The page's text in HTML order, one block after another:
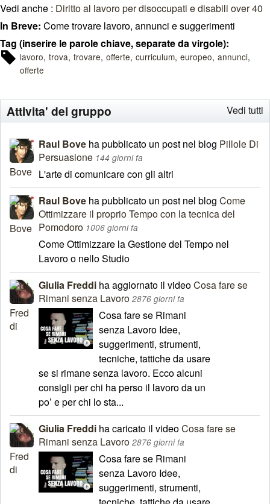
Vedi anche : Diritto al lavoro per disoccupati e disabili over 40
In Breve: Come trovare lavoro, annunci e suggerimenti
Tag (inserire le parole chiave, separate da virgole):
lavoro trova trovare offerte curriculum europeo annunci
offerte
Vedi tutti
Attivita' del gruppo
Raul Bove ha pubblicato un post nel blog Pillole Di
Persuasione 144 giorni fa
L'arte di comunicare con gli altri
Raul Bove ha pubblicato un post nel blog Come
Ottimizzare il proprio Tempo con la tecnica del
Pomodoro 1006 giorni fa
Come Ottimizzare la Gestione del Tempo nel
Lavoro o nello Studio
Giulia Freddi ha aggiornato il videoCosa fare se
Rimani senza Lavoro 2876 giorni fa
Cosa fare se Rimani
senza Lavoro Idee,
suggerimenti, strumenti,
tecniche, tattiche da usare
se si rimane senza lavoro. Ecco alcuni
consigli per chi ha perso il lavoro da un
po’ e per chi lo sta...
Giulia Freddi ha caricato il videoCosa fare se
Rimani senza Lavoro 2876 giorni fa
Cosa fare se Rimani
senza Lavoro Idee,
suggerimenti, strumenti,